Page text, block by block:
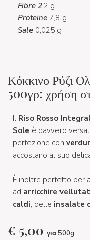
Fibre 2,2 g
Proteine 7,8 g
Sale 0,025 g
Κόκκινο Ρύζι
500γρ: χρήση
Il Riso Rosso
Sole è davvero
perfezione con
accostano al suo
È inoltre perfetto per
ad arricchire
caldi, delle insalate
€ 5,00 για 500g